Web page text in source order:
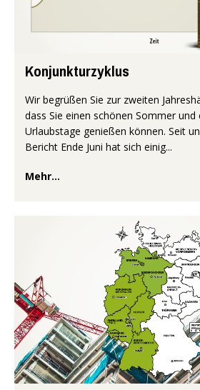
Konjunkturzyklus
Wir begrüßen Sie zur zweiten
dass Sie einen schönen Sommer und
Urlaubstage genießen können. Seit
Bericht Ende Juni hat sich einig...
Mehr...